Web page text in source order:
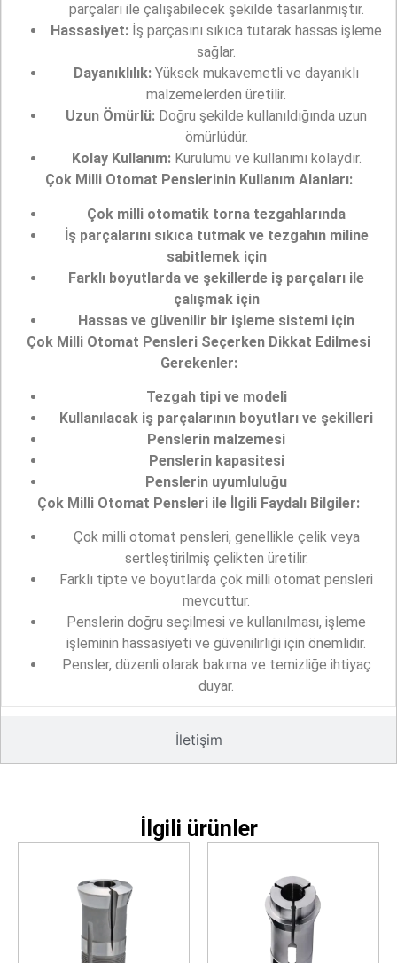
İletişim
parçaları ile çalışabilecek şekilde tasarlanmıştır.
Hassasiyet: İş parçasını sıkıca tutarak hassas işleme
sağlar.
Dayanıklılık: Yüksek mukavemetli ve dayanıklı
malzemelerden üretilir.
Uzun Ömürlü: Doğru şekilde kullanıldığında uzun
ömürlüdür.
Kolay Kullanım:Kurulumu ve kullanımı kolaydır.
Çok Milli Otomat Penslerinin Kullanım Alanları:
Çok milli otomatik torna tezgahlarında
İş parçalarını sıkıca tutmak ve tezgahın miline
sabitlemek için
Farklı boyutlarda ve şekillerde iş parçaları ile
çalışmak için
Hassas ve güvenilir bir işleme sistemi için
Çok Milli Otomat Pensleri Seçerken Dikkat Edilmesi
Gerekenler:
Tezgah tipi ve modeli
Kullanılacak iş parçalarının boyutları ve şekilleri
Penslerin malzemesi
Penslerin kapasitesi
Penslerin uyumluluğu
Çok Milli Otomat Pensleri ile İlgili Faydalı Bilgiler:
Çok milli otomat pensleri, genellikle çelik veya
sertleştirilmiş çelikten üretilir.
Farklı tipte ve boyutlarda çok milli otomat pensleri
mevcuttur.
Penslerin doğru seçilmesi ve kullanılması, işleme
işleminin hassasiyeti ve güvenilirliği için önemlidir.
Pensler, düzenli olarak bakıma ve temizliğe ihtiyaç
duyar.
İlgili ürünler